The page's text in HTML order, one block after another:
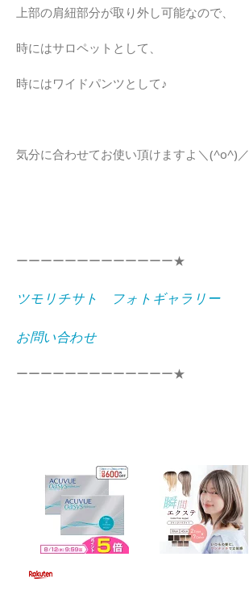
上部の肩紐部分が取り外し可能なので、
時にはサロペットとして、
時にはワイドパンツとして♪
気分に合わせてお使い頂けますよ＼(^o^)／
ーーーーーーーーーーーーー★
ツモリチサト フォトギャラリー
お問い合わせ
ーーーーーーーーーーーーー★